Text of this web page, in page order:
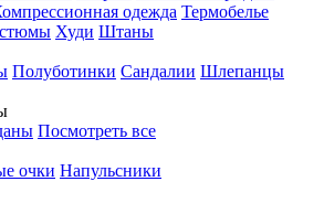
одежда Термобелье
Худи Штаны
Полуботинки Сандалии Шлепанцы
Посмотреть все
очки Напульсники